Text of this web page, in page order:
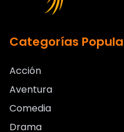
Categorías
Acción
Aventura
Comedia
Drama